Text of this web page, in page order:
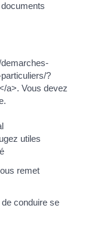
?
a>. Vous devez
utiles
remet
conduire se